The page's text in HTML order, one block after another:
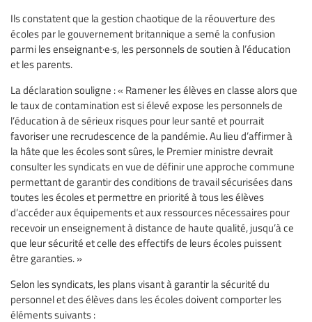
Ils constatent que la gestion chaotique de la réouverture des
écoles par le gouvernement britannique a semé la confusion
parmi les enseignant·e·s, les personnels de soutien à l’éducation
et les parents.
La déclaration souligne : « Ramener les élèves en classe alors que
le taux de contamination est si élevé expose les personnels de
l’éducation à de sérieux risques pour leur santé et pourrait
favoriser une recrudescence de la pandémie. Au lieu d’affirmer à
la hâte que les écoles sont sûres, le Premier ministre devrait
consulter les syndicats en vue de définir une approche commune
permettant de garantir des conditions de travail sécurisées dans
toutes les écoles et permettre en priorité à tous les élèves
d’accéder aux équipements et aux ressources nécessaires pour
recevoir un enseignement à distance de haute qualité, jusqu’à ce
que leur sécurité et celle des effectifs de leurs écoles puissent
être garanties. »
Selon les syndicats, les plans visant à garantir la sécurité du
personnel et des élèves dans les écoles doivent comporter les
éléments suivants :